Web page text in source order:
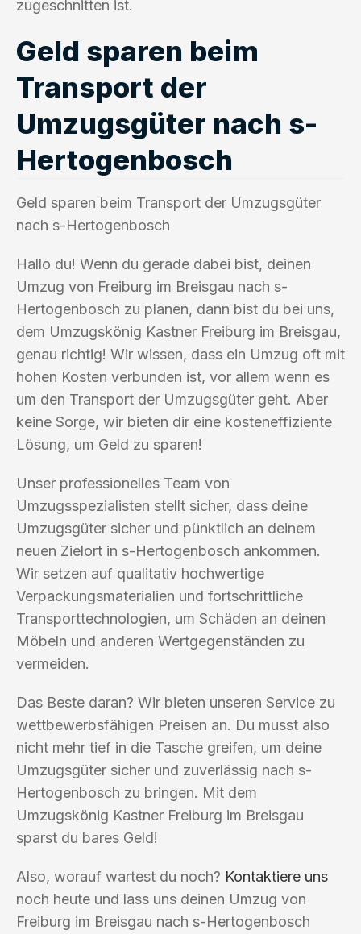
zugeschnitten ist.
Geld sparen beim
Transport der
Umzugsgüter nach s-
Hertogenbosch
Geld sparen beim Transport der Umzugsgüter
nach s-Hertogenbosch
Hallo du! Wenn du gerade dabei bist, deinen
Umzug von Freiburg im Breisgau nach s-
Hertogenbosch zu planen, dann bist du bei uns,
dem Umzugskönig Kastner Freiburg im Breisgau,
genau richtig! Wir wissen, dass ein Umzug oft mit
hohen Kosten verbunden ist, vor allem wenn es
um den Transport der Umzugsgüter geht. Aber
keine Sorge, wir bieten dir eine kosteneffiziente
Lösung, um Geld zu sparen!
Unser professionelles Team von
Umzugsspezialisten stellt sicher, dass deine
Umzugsgüter sicher und pünktlich an deinem
neuen Zielort in s-Hertogenbosch ankommen.
Wir setzen auf qualitativ hochwertige
Verpackungsmaterialien und fortschrittliche
Transporttechnologien, um Schäden an deinen
Möbeln und anderen Wertgegenständen zu
vermeiden.
Das Beste daran? Wir bieten unseren Service zu
wettbewerbsfähigen Preisen an. Du musst also
nicht mehr tief in die Tasche greifen, um deine
Umzugsgüter sicher und zuverlässig nach s-
Hertogenbosch zu bringen. Mit dem
Umzugskönig Kastner Freiburg im Breisgau
sparst du bares Geld!
Also, worauf wartest du noch? Kontaktiere uns
noch heute und lass uns deinen Umzug von
Freiburg im Breisgau nach s-Hertogenbosch